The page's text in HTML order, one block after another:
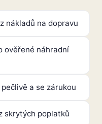
nákladů na dopravu
ověřené náhradní
a se zárukou
skrytých poplatků